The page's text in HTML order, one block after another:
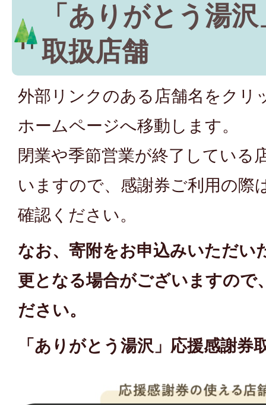
「ありがとう湯
取扱店舗
外部リンクのある店舗名をクリ
ホームページへ移動します。
閉業や季節営業が終了している
いますので、感謝券ご利用の際
確認ください。
なお、寄附をお申込みいただい
更となる場合がございますので
ださい。
「ありがとう湯沢」応援感謝券